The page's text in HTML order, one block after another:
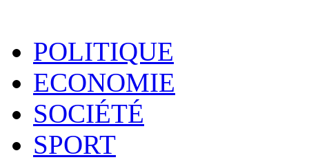
POLITIQUE
ECONOMIE
SOCIÉTÉ
SPORT